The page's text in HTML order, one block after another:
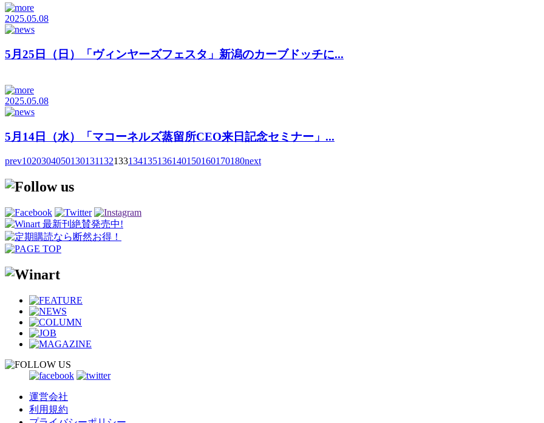
2025.05.08
5月25日（日）「ヴィンヤーズフェスタ」新潟のカーブドッチに...
2025.05.08
5月14日（水）「マコーネルズ蒸留所CEO来日記念セミナー」...
prev1020304050130131132133134135136140150160170180next
運営会社
利用規約